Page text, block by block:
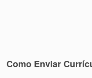
Como Enviar